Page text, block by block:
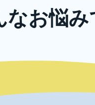
なお悩
ンでは、企業規模の
また、